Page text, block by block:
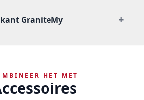
GraniteMy +
HET MET